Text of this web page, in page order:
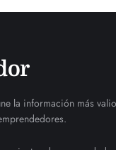
la información más